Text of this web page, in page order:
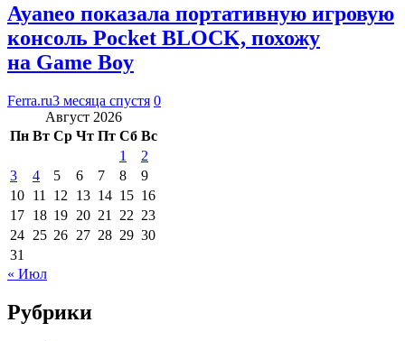
Ayaneo показала портативную игровую
консоль Pocket BLOCK, похожу
на Game Boy
Ferra.ru3 месяца спустя 0
Август 2026
Пн Вт Ср Чт Пт Сб Вс
1
2
3
4 5 6 7 8
9
10 11 12 13 14 15 16
17 18 19 20 21 22 23
24 25 26 27 28 29 30
31
« Июл
Рубрики